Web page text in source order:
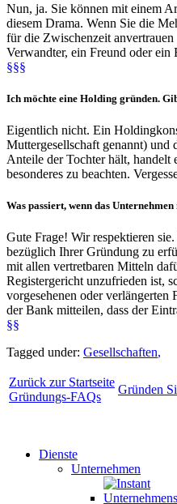
Nun, ja. Sie können mit einem
diesem Drama. Wenn Sie die
für die Zwischenzeit
Verwandter, ein Freund oder ein
§§§
Ich möchte eine Holding gründen.
Eigentlich nicht. Ein
Muttergesellschaft genannt)
Anteile der Tochter hält, handelt
besonderes zu beachten.
Was passiert, wenn das Unternehmen
Gute Frage! Wir respektieren
bezüglich Ihrer Gründung zu
mit allen vertretbaren Mitteln
Registergericht unzufrieden ist,
vorgesehenen oder
der Bank mitteilen, dass der
§§
Tagged under: Gesellschaften,
Zurück zur Startseite
Gründungs-FAQs
Gründen
Dienste
Unternehmen